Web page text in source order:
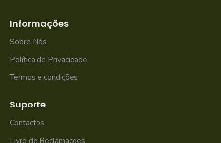
Informações
Sobre Nós
Política de Privacidade
Termos e condições
Suporte
Contactos
Livro de Reclamações